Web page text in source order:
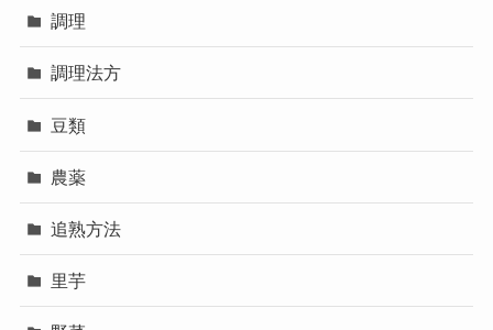
調理
調理法方
豆類
農薬
追熟方法
里芋